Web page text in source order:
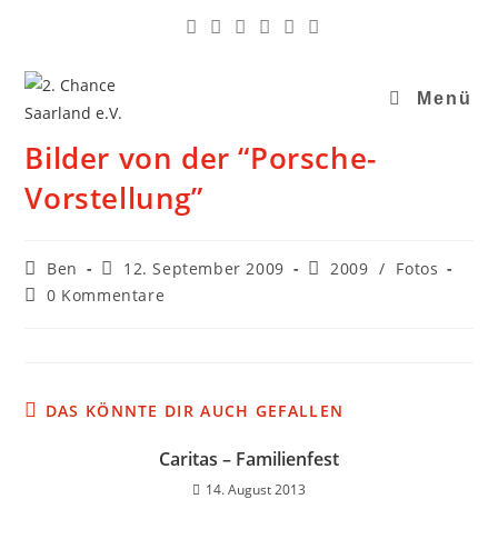
Menü
Bilder von der “Porsche-
Vorstellung”
Ben 12. September 2009 2009 / Fotos
0 Kommentare
DAS KÖNNTE DIR AUCH GEFALLEN
Caritas – Familienfest
14. August 2013